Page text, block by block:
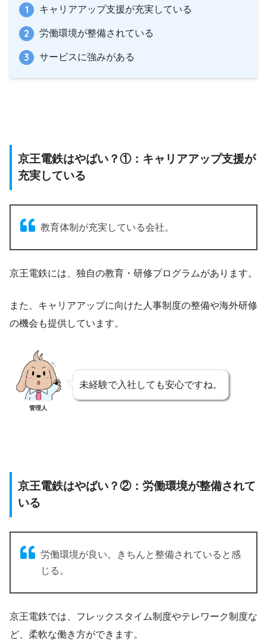
キャリアアップ支援が充実している
労働環境が整備されている
サービスに強みがある
京王電鉄はやばい？①：キャリアアップ支援が
充実している
教育体制が充実している会社。
京王電鉄には、独自の教育・研修プログラムがあります。
また、キャリアアップに向けた人事制度の整備や海外研修
の機会も提供しています。
管理人
未経験で入社しても安心ですね。
京王電鉄はやばい？②：労働環境が整備されて
いる
労働環境が良い。きちんと整備されていると感
じる。
京王電鉄では、フレックスタイム制度やテレワーク制度な
ど、柔軟な働き方ができます。